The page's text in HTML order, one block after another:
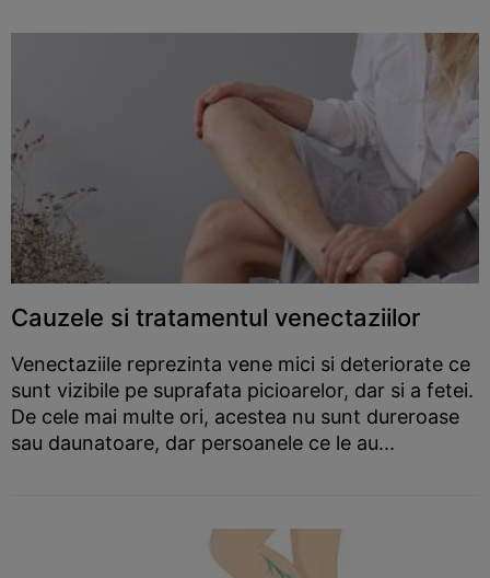
Cauzele si tratamentul venectaziilor
Venectaziile reprezinta vene mici si deteriorate ce
sunt vizibile pe suprafata picioarelor, dar si a fetei.
De cele mai multe ori, acestea nu sunt dureroase
sau daunatoare, dar persoanele ce le au...